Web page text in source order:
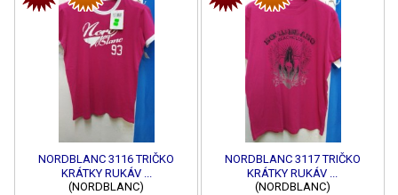
NORDBLANC 3116 TRIČKO
KRÁTKY RUKÁV ...
(NORDBLANC)
NORDBLANC 3117 TRIČKO
KRÁTKY RUKÁV ...
(NORDBLANC)